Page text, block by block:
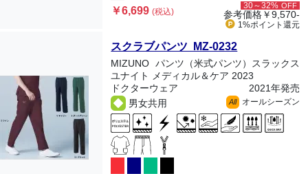
￥6,699(税込)
30～32% OFF
参考価格￥9,570-
1%ポイント 還元
スクラブパンツ MZ-0232
MIZUNO パンツ（米式パンツ）スラックス
ユナイト メディカル＆ケア 2023
ドクターウェア
2021年発売
男女共用
All オールシーズン